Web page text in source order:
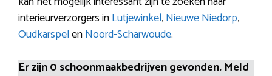
interieurverzorgers inLutjewinkel,Nieuwe Niedorp,
OudkarspelenNoord-Scharwoude.
Er zijn 0 schoonmaakbedrijven gevonden. Meld